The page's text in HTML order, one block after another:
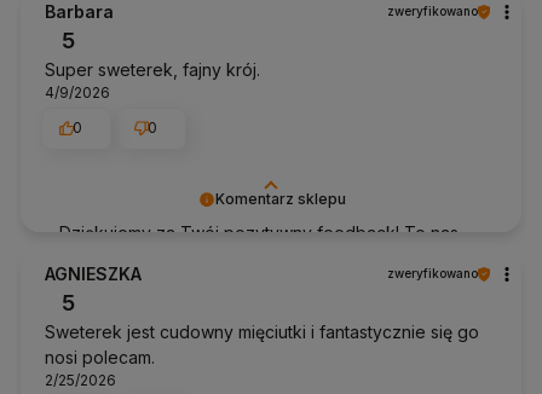
Komentarz sklepu
Dziękujemy za Twój pozytywny feedback! To nas
Anhko.pl
Barbara zweryfikowano
5
Super sweterek, fajny krój.
4/9/2026
0
0
AGNIESZKA zweryfikowano
5
Sweterek jest cudowny mięciutki i fantastycznie się go
nosi polecam.
2/25/2026